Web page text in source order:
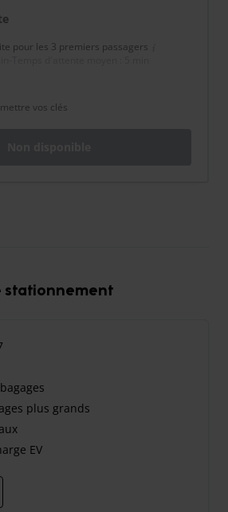
pour les 3 premiers passagers
vos clés
stationnement
plus grands
EV